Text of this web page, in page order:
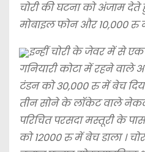
चोरी की घटना को अंजाम
मोबाइल फोन और 10,000 रु
इन्हीं चोरी के जेवर में से एक
गनियारी कोटा में रहने वाले
टंडन को 30,000 रु में बेच
तीन सोने के लॉकेट वाले
परिचित परसदा मस्तूरी के
को 12000 रु में बेच डाला ।